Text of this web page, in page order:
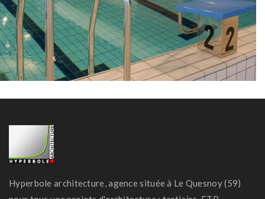
Réalisations, Tertiaire/Equipement
Piscine – Escaudain
Hyperbole architecture, agence située à Le Quesnoy (59)